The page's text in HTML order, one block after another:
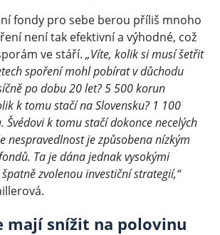
fondy pro sebe berou příliš mnoho
není tak efektivní a výhodné, což
ve stáří. „Víte, kolik si musí šetřit
spoření mohl pobírat v důchodu
po dobu 20 let? 5 500 korun
k tomu stačí na Slovensku? 1 100
Švédovi k tomu stačí dokonce necelých
nespravedlnost je způsobena nízkým
Ta je dána jednak vysokými
zvolenou investiční strategií,“
mají snížit na polovinu